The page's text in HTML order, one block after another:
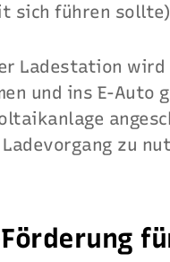
sich führen
Ladestation wird
und ins E-Auto
zu